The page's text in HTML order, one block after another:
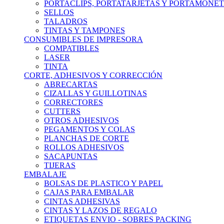
PORTACLIPS, PORTATARJETAS Y
SELLOS
TALADROS
TINTAS Y TAMPONES
CONSUMIBLES DE IMPRESORA
COMPATIBLES
LASER
TINTA
CORTE, ADHESIVOS Y CORRECCIÓN
ABRECARTAS
CIZALLAS Y GUILLOTINAS
CORRECTORES
CUTTERS
OTROS ADHESIVOS
PEGAMENTOS Y COLAS
PLANCHAS DE CORTE
ROLLOS ADHESIVOS
SACAPUNTAS
TIJERAS
EMBALAJE
BOLSAS DE PLASTICO Y PAPEL
CAJAS PARA EMBALAR
CINTAS ADHESIVAS
CINTAS Y LAZOS DE REGALO
ETIQUETAS ENVIO - SOBRES PACKING